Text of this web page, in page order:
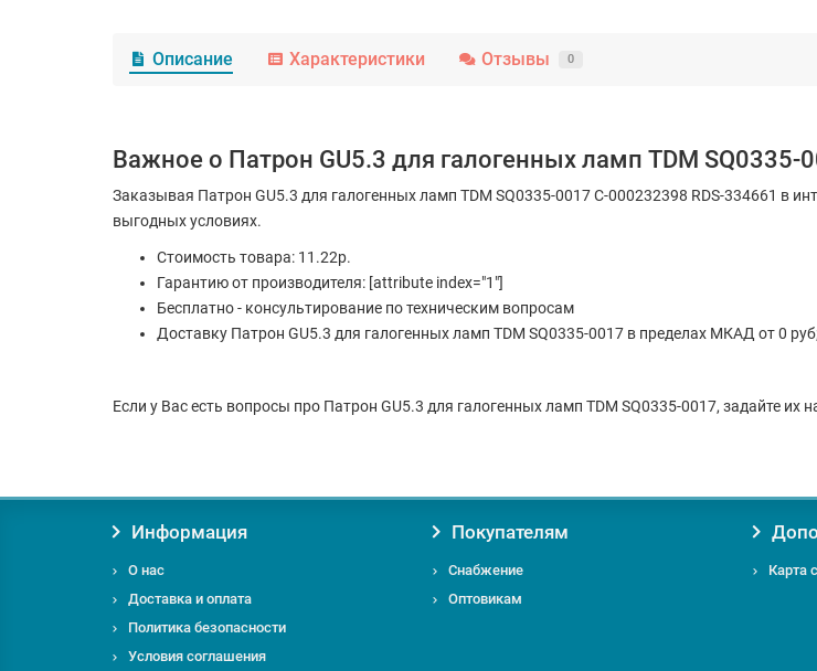
Описание Характеристики Отзывы 0
Важное о Патрон GU5.3 для галогенных ламп TDM SQ0335-
Заказывая Патрон GU5.3 для галогенных ламп TDM SQ0335-0017 С-000232398 RDS-334661 в
выгодных условиях.
Стоимость товара: 11.22р.
Гарантию от производителя: [attribute index="1"]
Бесплатно - консультирование по техническим вопросам
Доставку Патрон GU5.3 для галогенных ламп TDM SQ0335-0017 в пределах МКАД от 0
Если у Вас есть вопросы про Патрон GU5.3 для галогенных ламп TDM SQ0335-0017, задайте их
Информация
О нас
Доставка и оплата
Политика безопасности
Условия соглашения
Покупателям
Снабжение
Оптовикам
Карта